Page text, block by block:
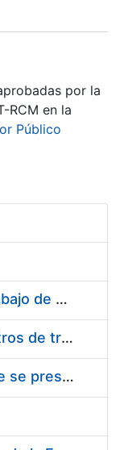
por la
RCM en la
Público
Suministro de Protectores Auditivos a medida para las personas trabajadoras de los Centros de Trabajo de Madrid y Burgos
Suministro de gafas graduadas antiproyecciones para los trabajadores de la FNMT-RCM en los centros de trabajo de Madrid y Burgos
Servicios de una empresa externa para el asesoramiento y resolución de los recursos de alzada que se presentan relacionados con procesos de selección para la FNMT-RCM